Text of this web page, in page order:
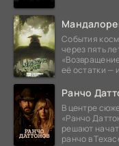
События
через пять
её остатки —
Ранчо
В центре
«Ранчо
решают
ранчо в